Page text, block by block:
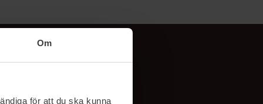
Om
för att du ska kunna
Følg oss